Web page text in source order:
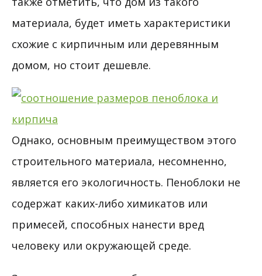
материала, будет иметь характеристики
схожие с кирпичным или деревянным
домом, но стоит дешевле.
Однако, основным преимуществом этого
строительного материала, несомненно,
является его экологичность. Пеноблоки не
содержат каких-либо химикатов или
примесей, способных нанести вред
человеку или окружающей среде.